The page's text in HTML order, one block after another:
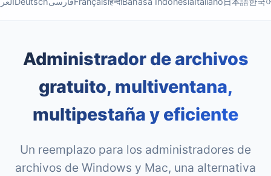
Administrador de archivos
gratuito, multiventana,
multipestaña y eficiente
Un reemplazo para los administradores de
archivos de Windows y Mac, una alternativa